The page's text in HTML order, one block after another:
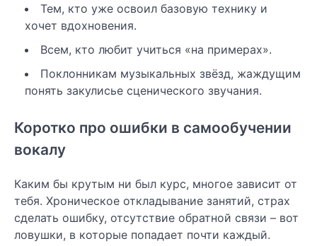
Тем, кто уже освоил базовую технику и
хочет вдохновения.
Всем, кто любит учиться «на примерах».
Поклонникам музыкальных звёзд, жаждущим
понять закулисье сценического звучания.
Коротко про ошибки в самообучении
вокалу
Каким бы крутым ни был курс, многое зависит от
тебя. Хроническое откладывание занятий, страх
сделать ошибку, отсутствие обратной связи – вот
ловушки, в которые попадает почти каждый.